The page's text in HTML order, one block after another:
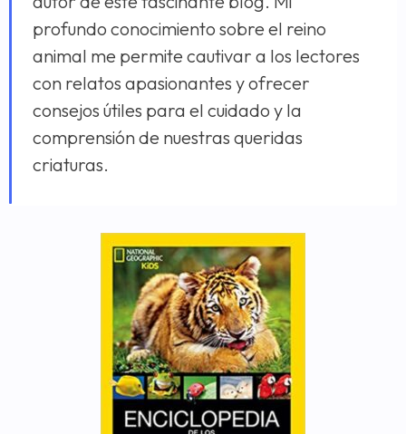
profundo conocimiento sobre el reino
animal me permite cautivar a los lectores
con relatos apasionantes y ofrecer
consejos útiles para el cuidado y la
comprensión de nuestras queridas
criaturas.